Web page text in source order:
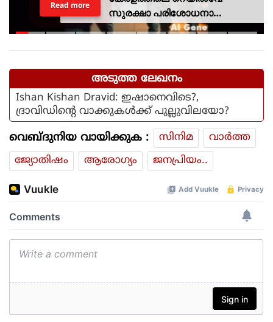
സുരക്ഷാ പരിശോധനാ
ദൗത്യമായ ഓപ്പറേഷന്‍
Read more
അടുത്ത ലേഖനം
Ishan Kishan Dravid: ഇഷാനെവിടെ?,
ദ്രാവിഡിന്റെ വാക്കുകള്‍ക്ക് പുല്ലുവിലയോ?
വെബ്ദുനിയ വായിക്കുക : സിനിമ
വാര്‍ത്ത
ജ്യോതിഷം
ആരോഗ്യം ജനപ്രിയം..